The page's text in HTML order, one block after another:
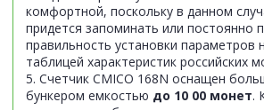
комфортной, поскольку в данном
придется запоминать или постоянно
правильность установки параметров
таблицей характеристик российских
5. Счетчик CMICO 168N оснащен
бункером емкостью до 10 00 монет.